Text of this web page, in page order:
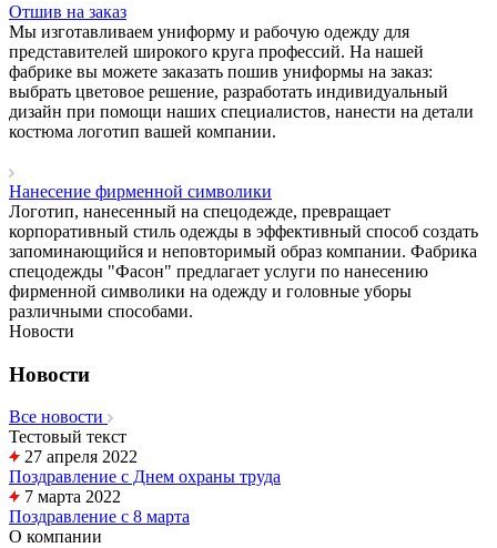
Отшив на заказ
Мы изготавливаем униформу и рабочую одежду для
представителей широкого круга профессий. На нашей
фабрике вы можете заказать пошив униформы на заказ:
выбрать цветовое решение, разработать индивидуальный
дизайн при помощи наших специалистов, нанести на детали
костюма логотип вашей компании.
Нанесение фирменной символики
Логотип, нанесенный на спецодежде, превращает
корпоративный стиль одежды в эффективный способ создать
запоминающийся и неповторимый образ компании. Фабрика
спецодежды "Фасон" предлагает услуги по нанесению
фирменной символики на одежду и головные уборы
различными способами.
Новости
Новости
Все новости
Тестовый текст
27 апреля 2022
Поздравление с Днем охраны труда
7 марта 2022
Поздравление с 8 марта
О компании